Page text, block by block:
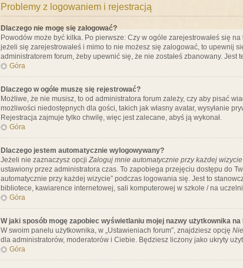
Problemy z logowaniem i rejestracją
Dlaczego nie mogę się zalogować?
Powodów może być kilka. Po pierwsze: Czy w ogóle zarejestrowałeś się
jeżeli się zarejestrowałeś i mimo to nie możesz się zalogować, to upewnij
administratorem forum, żeby upewnić się, że nie zostałeś zbanowany.
Góra
Dlaczego w ogóle muszę się rejestrować?
Możliwe, że nie musisz, to od administratora forum zależy, czy aby pisać
możliwości niedostępnych dla gości, takich jak własny avatar, wysyłanie
Rejestracja zajmuje tylko chwilę, więc jest zalecane, abyś ją wykonał.
Góra
Dlaczego jestem automatycznie wylogowywany?
Jeżeli nie zaznaczysz opcji Zaloguj mnie automatycznie przy każdej wizycie
ustawiony przez administratora czas. To zapobiega przejęciu dostępu do
automatycznie przy każdej wizycie” podczas logowania się. Jest to
bibliotece, kawiarence internetowej, sali komputerowej w szkole / na
Góra
W jaki sposób mogę zapobiec wyświetlaniu mojej nazwy użytkownika
W swoim panelu użytkownika, w „Ustawieniach forum”, znajdziesz opcję
dla administratorów, moderatorów i Ciebie. Będziesz liczony jako ukryty
Góra